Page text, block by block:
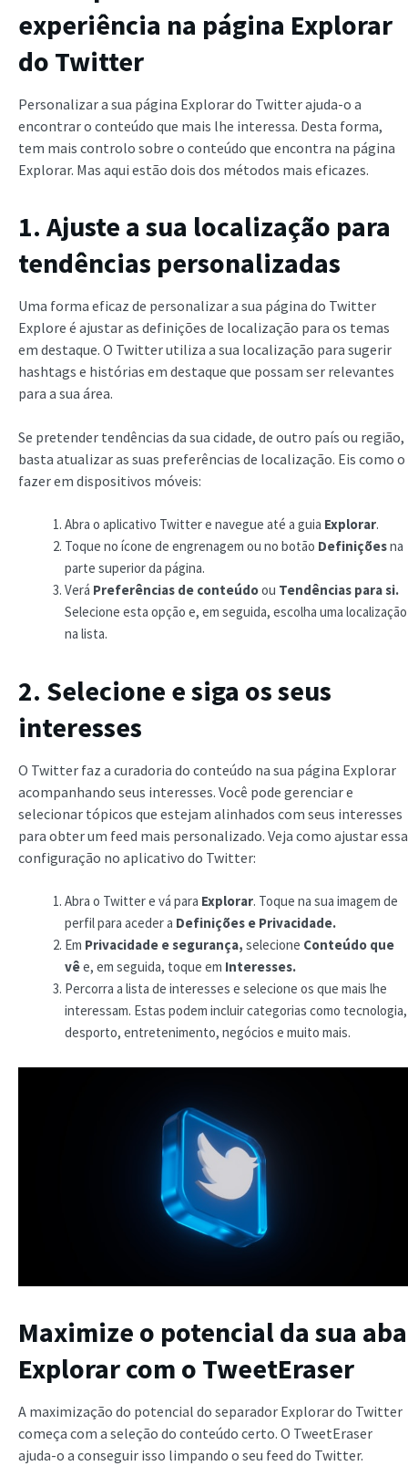
experiência na página Explorar
do Twitter
Personalizar a sua página Explorar do Twitter ajuda-o a
encontrar o conteúdo que mais lhe interessa. Desta forma,
tem mais controlo sobre o conteúdo que encontra na página
Explorar. Mas aqui estão dois dos métodos mais eficazes.
1. Ajuste a sua localização para
tendências personalizadas
Uma forma eficaz de personalizar a sua página do Twitter
Explore é ajustar as definições de localização para os temas
em destaque. O Twitter utiliza a sua localização para sugerir
hashtags e histórias em destaque que possam ser relevantes
para a sua área.
Se pretender tendências da sua cidade, de outro país ou região,
basta atualizar as suas preferências de localização. Eis como o
fazer em dispositivos móveis:
Abra o aplicativo Twitter e navegue até a guia Explorar.
Toque no ícone de engrenagem ou no botão Definiçõesna
parte superior da página.
Verá Preferências de conteúdoou Tendências para si.
Selecione esta opção e, em seguida, escolha uma localização
na lista.
2. Selecione e siga os seus
interesses
O Twitter faz a curadoria do conteúdo na sua página Explorar
acompanhando seus interesses. Você pode gerenciar e
selecionar tópicos que estejam alinhados com seus interesses
para obter um feed mais personalizado. Veja como ajustar essa
configuração no aplicativo do Twitter:
Abra o Twitter e vá para Explorar. Toque na sua imagem de
perfil para aceder a Definições e Privacidade.
Em Privacidade e segurança, selecione Conteúdo que
vêe, em seguida, toque em Interesses.
Percorra a lista de interesses e selecione os que mais lhe
interessam. Estas podem incluir categorias como tecnologia,
desporto, entretenimento, negócios e muito mais.
Maximize o potencial da sua aba
Explorar com o TweetEraser
A maximização do potencial do separador Explorar do Twitter
começa com a seleção do conteúdo certo. O TweetEraser
ajuda-o a conseguir isso limpando o seu feed do Twitter.